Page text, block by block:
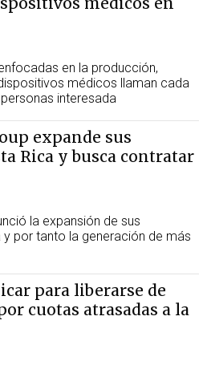
en la producción,
médicos llaman cada
interesada
expande sus
Rica y busca contratar
la expansión de sus
por tanto la generación de más
para liberarse de
cuotas atrasadas a la